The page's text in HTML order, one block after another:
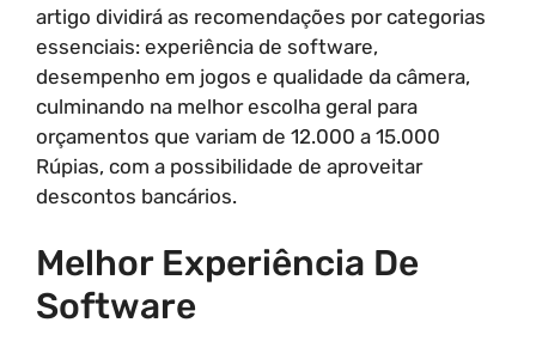
artigo dividirá as recomendações por categorias
essenciais: experiência de software,
desempenho em jogos e qualidade da câmera,
culminando na melhor escolha geral para
orçamentos que variam de 12.000 a 15.000
Rúpias, com a possibilidade de aproveitar
descontos bancários.
Melhor Experiência De
Software